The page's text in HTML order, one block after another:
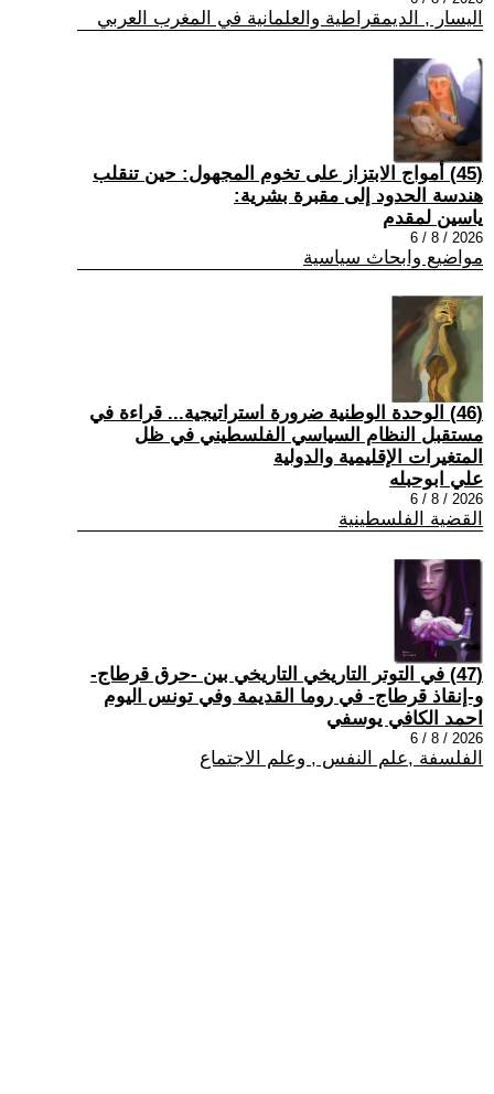
اليسار , الديمقراطية والعلمانية في المغرب العربي
(45) أمواج الابتزاز على تخوم المجهول: حين تنقلب
هندسة الحدود إلى مقبرة بشرية:
ياسين لمقدم
2026 / 8 / 6
مواضيع وابحاث سياسية
(46) الوحدة الوطنية ضرورة استراتيجية... قراءة في
مستقبل النظام السياسي الفلسطيني في ظل
المتغيرات الإقليمية والدولية
علي ابوحبله
2026 / 8 / 6
القضية الفلسطينية
(47) في التوتر التاريخي التاريخي بين -حرق قرطاج-
و-إنقاذ قرطاج- في روما القديمة وفي تونس اليوم
احمد الكافي يوسفي
2026 / 8 / 6
الفلسفة ,علم النفس , وعلم الاجتماع